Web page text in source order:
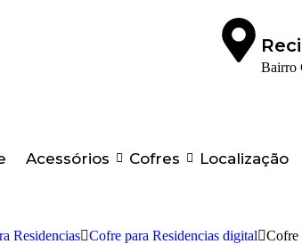
Bairro
Acessórios Cofres Localização
Residencias Cofre para Residencias digital Cofre